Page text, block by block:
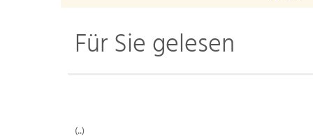
Für Sie gelesen
(..)